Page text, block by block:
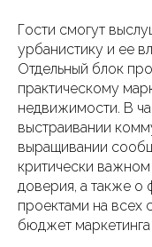
Гости смогут
урбанистику и ее
Отдельный блок
практическому
недвижимости. В
выстраивании
выращивании
критически
доверия, а также о
проектами на всех
бюджет